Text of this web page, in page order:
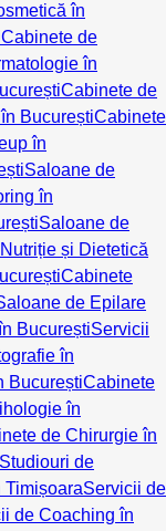
în
Cabinete de
în
Cabinete de
BucureștiCabinete
în
Saloane de
în
Saloane de
și Dietetică
Cabinete
de Epilare
BucureștiServicii
în
BucureștiCabinete
în
de Chirurgie în
Studiouri de
TimișoaraServicii de
de Coaching în